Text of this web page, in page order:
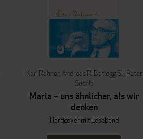
Karl Rahner, Andreas R. Batlogg SJ, Peter
Suchla
Maria – uns ähnlicher, als wir
denken
Hardcover mit Leseband